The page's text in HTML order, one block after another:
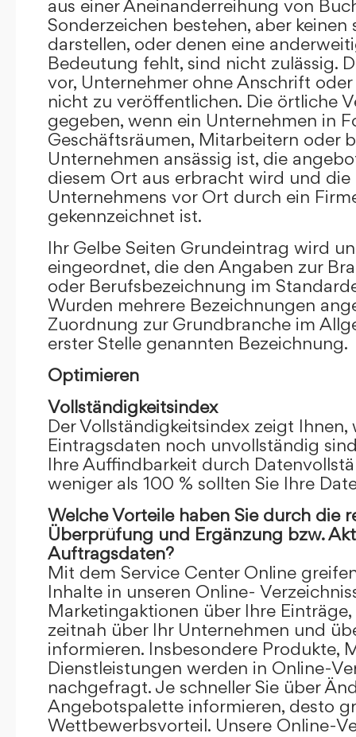
aus einer Aneinanderreihung von
Sonderzeichen bestehen, aber keinen
darstellen, oder denen eine
Bedeutung fehlt, sind nicht zulässig.
vor, Unternehmer ohne Anschrift
nicht zu veröffentlichen. Die örtliche
gegeben, wenn ein Unternehmen in
Geschäftsräumen, Mitarbeitern oder
Unternehmen ansässig ist, die
diesem Ort aus erbracht wird und die
Unternehmens vor Ort durch ein
gekennzeichnet ist.
Ihr Gelbe Seiten Grundeintrag wird
eingeordnet, die den Angaben zur
oder Berufsbezeichnung im
Wurden mehrere Bezeichnungen
Zuordnung zur Grundbranche im
erster Stelle genannten Bezeichnung.
Optimieren
Vollständigkeitsindex
Der Vollständigkeitsindex zeigt
Eintragsdaten noch unvollständig
Ihre Auffindbarkeit durch
weniger als 100 % sollten Sie Ihre
Welche Vorteile haben Sie durch die
Überprüfung und Ergänzung bzw.
Auftragsdaten?
Mit dem Service Center Online
Inhalte in unseren Online-
Marketingaktionen über Ihre
zeitnah über Ihr Unternehmen und
informieren. Insbesondere Produkte,
Dienstleistungen werden in Online-
nachgefragt. Je schneller Sie über
Angebotspalette informieren, desto
Wettbewerbsvorteil. Unsere Online-